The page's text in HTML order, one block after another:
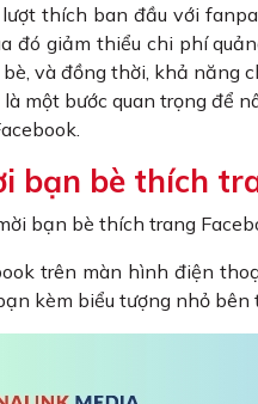
thích ban đầu với
đó giảm thiểu chi phí
và đồng thời, khả năng
là một bước quan trọng để
bạn bè thích
bạn bè thích trang
trên màn hình điện
kèm biểu tượng nhỏ bên